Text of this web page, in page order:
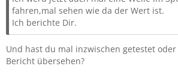
fahren,mal sehen wie da der Wert ist.
Ich berichte Dir.
Und hast du mal inzwischen getestet
Bericht übersehen?